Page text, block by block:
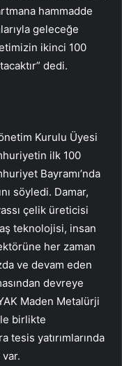
hammadde
geleceğe
ikinci 100
dedi.
Kurulu Üyesi
ilk 100
Bayramı’nda
söyledi. Damar,
çelik üreticisi
teknolojisi, insan
her zaman
ve devam eden
devreye
Maden Metalürji
birlikte
tesis yatırımlarında